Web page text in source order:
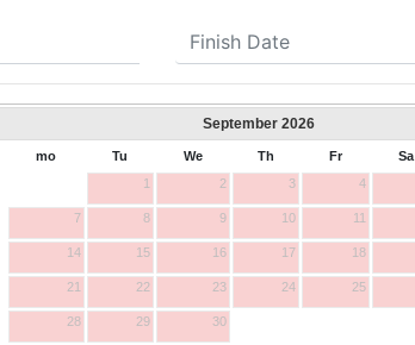
September 2026
mo Tu We Th Fr Sa
1
2 3 4
7 8 9 10 11
14 15 16 17 18
21 22 23 24 25
28 29 30